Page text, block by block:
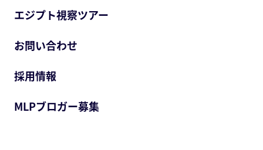
エジプト視察ツアー
お問い合わせ
採用情報
MLPブロガー募集